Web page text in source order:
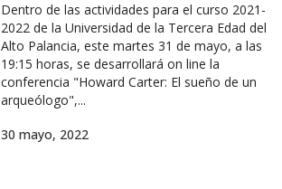
Dentro de las actividades para el curso 2021-
2022 de la Universidad de la Tercera Edad del
Alto Palancia, este martes 31 de mayo, a las
19:15 horas, se desarrollará on line la
conferencia "Howard Carter: El sueño de un
arqueólogo",...
30 mayo, 2022